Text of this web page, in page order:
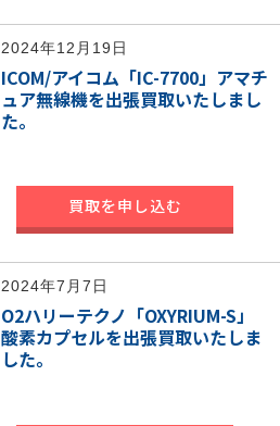
2024年12月19日
ICOM/アイコム「IC-7700」アマチ
ュア無線機を出張買取いたしまし
た。
買取を申し込む
2024年7月7日
O2ハリーテクノ「OXYRIUM-S」
酸素カプセルを出張買取いたしま
した。